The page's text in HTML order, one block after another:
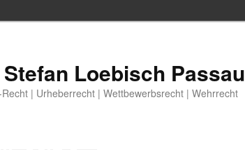
Loebisch Passau
| Urheberrecht | Wettbewerbsrecht | Wehrrecht